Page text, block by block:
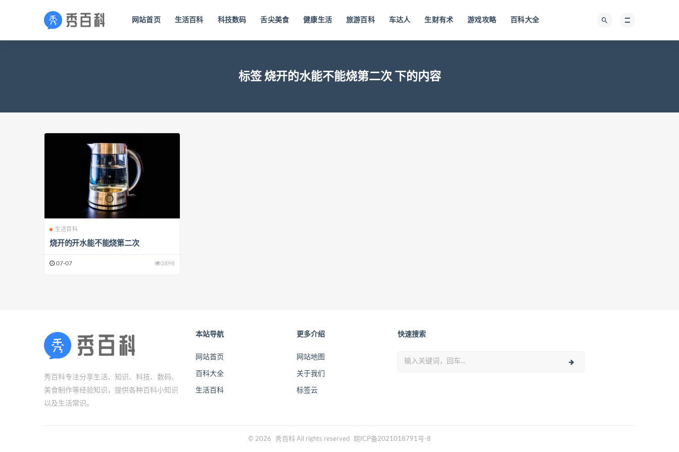
网站首页 生活百科 科技数码 舌尖美食 健康生活 旅游百科 车达人 生财有术 游戏攻略 百科大全
标签 烧开的水能不能烧第二次 下的内容
生活百科
烧开的开水能不能烧第二次
07-07 3898
秀百科专注分享生活、知识、科技、数码、
美食制作等经验知识，提供各种百科小知识
以及生活常识。
本站导航
网站首页
百科大全
生活百科
更多介绍
网站地图
关于我们
标签云
快速搜索
© 2026 秀百科 All rights reserved 皖ICP备2021018791号-8